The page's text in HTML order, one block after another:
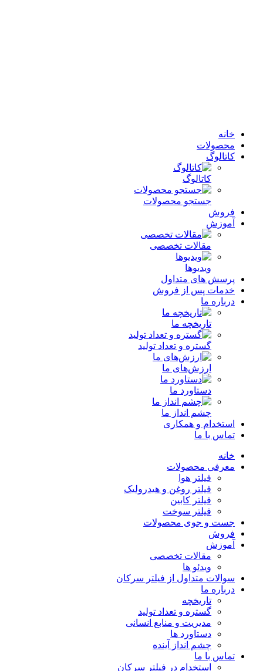
خانه
محصولات
کاتالوگ
کاتالوگ
جستجو محصولات
فروش
آموزش
مقالات تخصصی
ویدیوها
پرسش های متداول
خدمات پس از فروش
درباره ما
تاریخچه ما
گستره و تعداد تولید
ارزش‌های ما
دستاورد ما
چشم انداز ما
استخدام و همکاری
تماس با ما
خانه
معرفی محصولات
فیلتر هوا
فیلتر روغن و هیدرولیک
فیلتر کابین
فیلتر سوخت
جست و جوی محصولات
فروش
آموزش
مقالات تخصصی
ویدئو ها
سوالات متداول از فیلتر سرکان
درباره ما
تاریخچه
گستره و تعداد تولید
مدیریت و منابع انسانی
دستاورد ها
چشم انداز آینده
تماس با ما
استخدام در فیلتر سرکان